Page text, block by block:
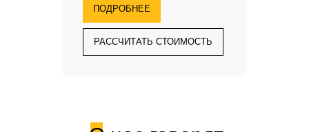
ПОДРОБНЕЕ
РАССЧИТАТЬ СТОИМОСТЬ